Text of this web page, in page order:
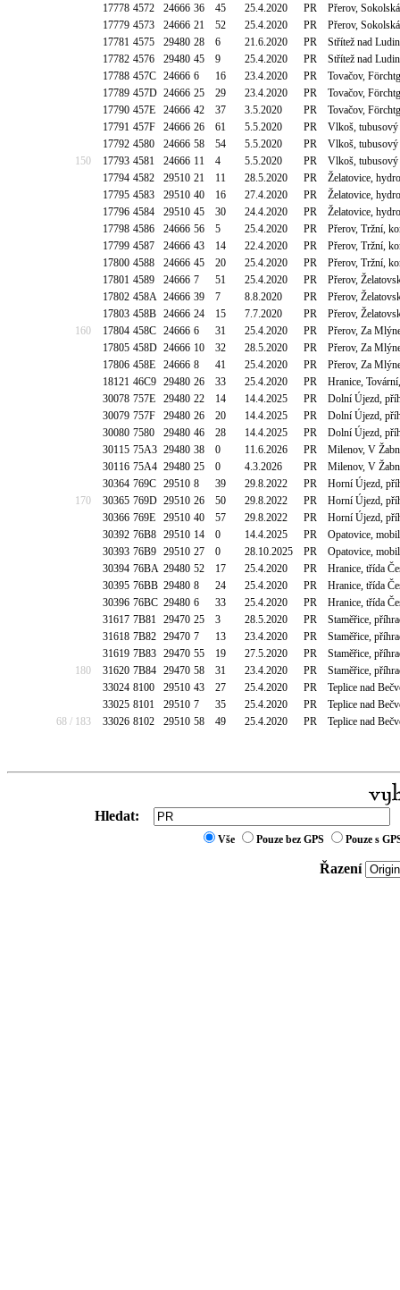
17778 4572 24666 36 45 25.4.2020 PR
Přerov,
17779 4573 24666 21 52 25.4.2020 PR
Přerov,
17781 4575 29480 28 6 21.6.2020 PR
Střítež nad
17782 4576 29480 45 9 25.4.2020 PR
Střítež nad
17788 457C 24666 6 16 23.4.2020 PR
Tovačov,
17789 457D 24666 25 29 23.4.2020 PR
Tovačov,
17790 457E 24666 42 37 3.5.2020 PR
Tovačov,
17791 457F 24666 26 61 5.5.2020 PR
Vlkoš, tubusový
17792 4580 24666 58 54 5.5.2020 PR
Vlkoš, tubusový
150
17793 4581 24666 11 4 5.5.2020 PR
Vlkoš, tubusový
17794 4582 29510 21 11 28.5.2020 PR
Želatovice,
17795 4583 29510 40 16 27.4.2020 PR
Želatovice,
17796 4584 29510 45 30 24.4.2020 PR
Želatovice,
17798 4586 24666 56 5 25.4.2020 PR
Přerov, Tržní,
17799 4587 24666 43 14 22.4.2020 PR
Přerov, Tržní,
17800 4588 24666 45 20 25.4.2020 PR
Přerov, Tržní,
17801 4589 24666 7 51 25.4.2020 PR
Přerov,
17802 458A 24666 39 7 8.8.2020 PR
Přerov,
17803 458B 24666 24 15 7.7.2020 PR
Přerov,
160
17804 458C 24666 6 31 25.4.2020 PR
Přerov, Za
17805 458D 24666 10 32 28.5.2020 PR
Přerov, Za
17806 458E 24666 8 41 25.4.2020 PR
Přerov, Za
18121 46C9 29480 26 33 25.4.2020 PR
Hranice,
30078 757E 29480 22 14 14.4.2025 PR
Dolní Újezd,
30079 757F 29480 26 20 14.4.2025 PR
Dolní Újezd,
30080 7580 29480 46 28 14.4.2025 PR
Dolní Újezd,
30115 75A3 29480 38 0 11.6.2026 PR
Milenov, V
30116 75A4 29480 25 0 4.3.2026 PR
Milenov, V
30364 769C 29510 8 39 29.8.2022 PR
Horní Újezd,
170
30365 769D 29510 26 50 29.8.2022 PR
Horní Újezd,
30366 769E 29510 40 57 29.8.2022 PR
Horní Újezd,
30392 76B8 29510 14 0 14.4.2025 PR
Opatovice,
30393 76B9 29510 27 0 28.10.2025 PR
Opatovice,
30394 76BA 29480 52 17 25.4.2020 PR
Hranice, třída
30395 76BB 29480 8 24 25.4.2020 PR
Hranice, třída
30396 76BC 29480 6 33 25.4.2020 PR
Hranice, třída
31617 7B81 29470 25 3 28.5.2020 PR
Staměřice,
31618 7B82 29470 7 13 23.4.2020 PR
Staměřice,
31619 7B83 29470 55 19 27.5.2020 PR
Staměřice,
180
31620 7B84 29470 58 31 23.4.2020 PR
Staměřice,
33024 8100 29510 43 27 25.4.2020 PR
Teplice nad
33025 8101 29510 7 35 25.4.2020 PR
Teplice nad
68 / 183
33026 8102 29510 58 49 25.4.2020 PR Teplice nad
Hledat:
Vše Pouze bez GPS Pouze s
Řazení